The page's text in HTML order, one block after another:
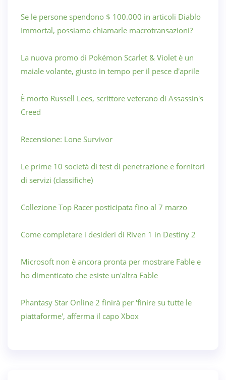
Se le persone spendono $ 100.000 in articoli Diablo
Immortal, possiamo chiamarle macrotransazioni?
La nuova promo di Pokémon Scarlet & Violet è un
maiale volante, giusto in tempo per il pesce d'aprile
È morto Russell Lees, scrittore veterano di Assassin's
Creed
Recensione: Lone Survivor
Le prime 10 società di test di penetrazione e fornitori
di servizi (classifiche)
Collezione Top Racer posticipata fino al 7 marzo
Come completare i desideri di Riven 1 in Destiny 2
Microsoft non è ancora pronta per mostrare Fable e
ho dimenticato che esiste un'altra Fable
Phantasy Star Online 2 finirà per 'finire su tutte le
piattaforme', afferma il capo Xbox